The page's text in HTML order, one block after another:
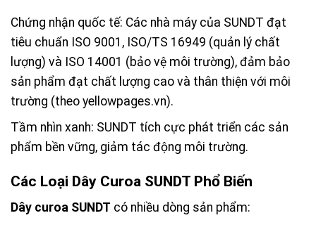
Chứng nhận quốc tế: Các nhà máy của SUNDT đạt
tiêu chuẩn ISO 9001, ISO/TS 16949 (quản lý chất
lượng) và ISO 14001 (bảo vệ môi trường), đảm bảo
sản phẩm đạt chất lượng cao và thân thiện với môi
trường (theo yellowpages.vn).
Tầm nhìn xanh: SUNDT tích cực phát triển các sản
phẩm bền vững, giảm tác động môi trường.
Các Loại Dây Curoa SUNDT Phổ Biến
Dây curoa SUNDT có nhiều dòng sản phẩm: